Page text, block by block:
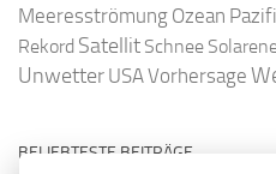
Meeresströmung Ozean
Rekord Satellit Schnee
Unwetter USAVorhersage
BELIEBTESTE BEITRÄGE